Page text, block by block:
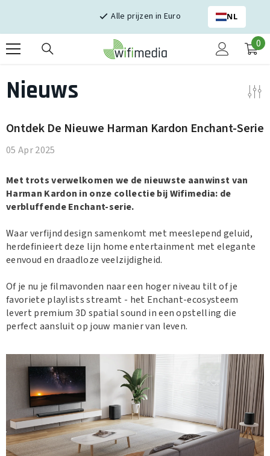
Alle prijzen in Euro NL
0
0
Nieuws
Ontdek De Nieuwe Harman Kardon Enchant-Serie
05 Apr 2025
Met trots verwelkomen we de nieuwste aanwinst van
Harman Kardon in onze collectie bij Wifimedia: de
verbluffende Enchant-serie.
Waar verfijnd design samenkomt met meeslepend geluid,
herdefinieert deze lijn home entertainment met elegante
eenvoud en draadloze veelzijdigheid.
Of je nu je filmavonden naar een hoger niveau tilt of je
favoriete playlists streamt - het Enchant-ecosysteem
levert premium 3D spatial sound in een opstelling die
perfect aansluit op jouw manier van leven.